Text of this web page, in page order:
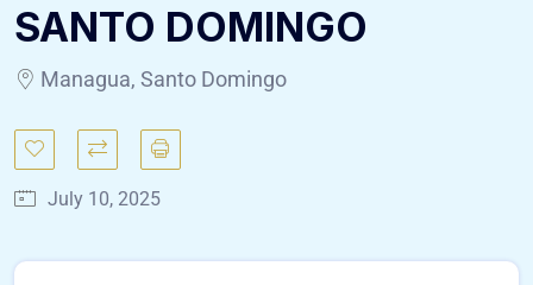
SANTO DOMINGO
Managua, Santo Domingo
July 10, 2025